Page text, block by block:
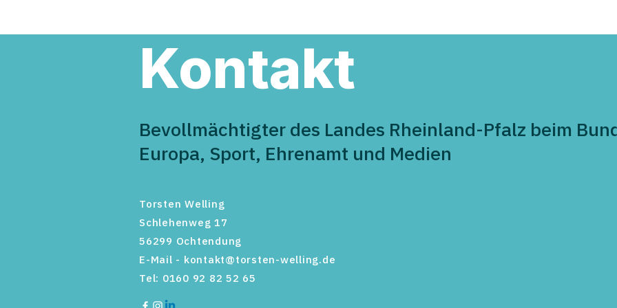
Kontakt
Bevollmächtigter des Landes Rheinland-Pfalz beim
Europa, Sport, Ehrenamt und Medien
Torsten Welling
Schlehenweg 17
56299 Ochtendung
E-Mail - kontakt@torsten-welling.de
Tel: 0160 92 82 52 65